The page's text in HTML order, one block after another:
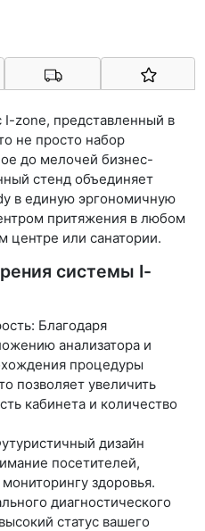
Арконт-Мед
zone, представленный в
не просто набор
до мелочей бизнес-
стенд объединяет
в единую эргономичную
притяжения в любом
центре или санатории.
системы I-
Благодаря
анализатора и
процедуры
позволяет увеличить
кабинета и количество
дизайн
посетителей,
здоровья.
диагностического
статус вашего